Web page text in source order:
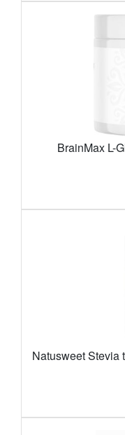
BrainMax L-
Natusweet Stevia